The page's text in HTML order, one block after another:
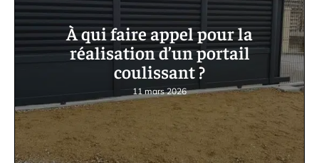
À qui faire appel pour la
réalisation d’un portail
coulissant ?
11 mars 2026